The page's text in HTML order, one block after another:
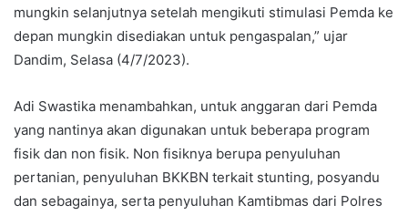
mungkin selanjutnya setelah mengikuti stimulasi Pemda ke
depan mungkin disediakan untuk pengaspalan,” ujar
Dandim, Selasa (4/7/2023).
Adi Swastika menambahkan, untuk anggaran dari Pemda
yang nantinya akan digunakan untuk beberapa program
fisik dan non fisik. Non fisiknya berupa penyuluhan
pertanian, penyuluhan BKKBN terkait stunting, posyandu
dan sebagainya, serta penyuluhan Kamtibmas dari Polres